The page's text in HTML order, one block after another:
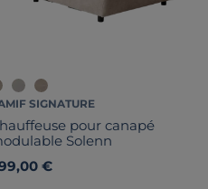
SIGNATURE
pour canapé
Solenn
€